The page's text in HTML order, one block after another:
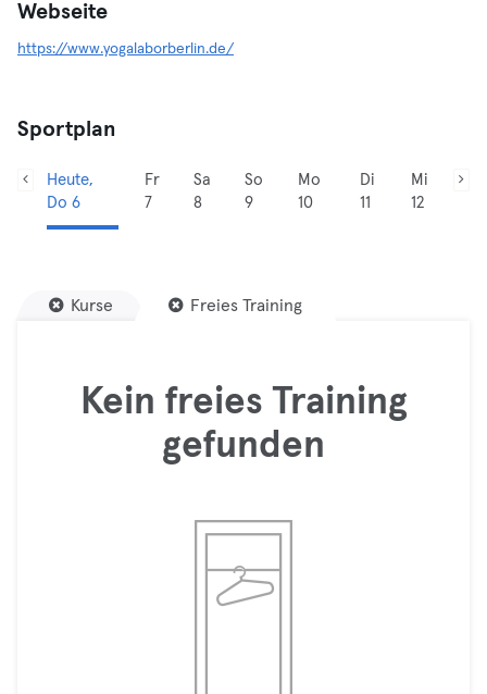
Webseite
https://www.yogalaborberlin.de/
Sportplan
Heute,
Do 6
Fr
7
Sa
8
So
9
Mo
10
Di
11
Mi
12
Kurse Freies Training
Kein freies Training
gefunden